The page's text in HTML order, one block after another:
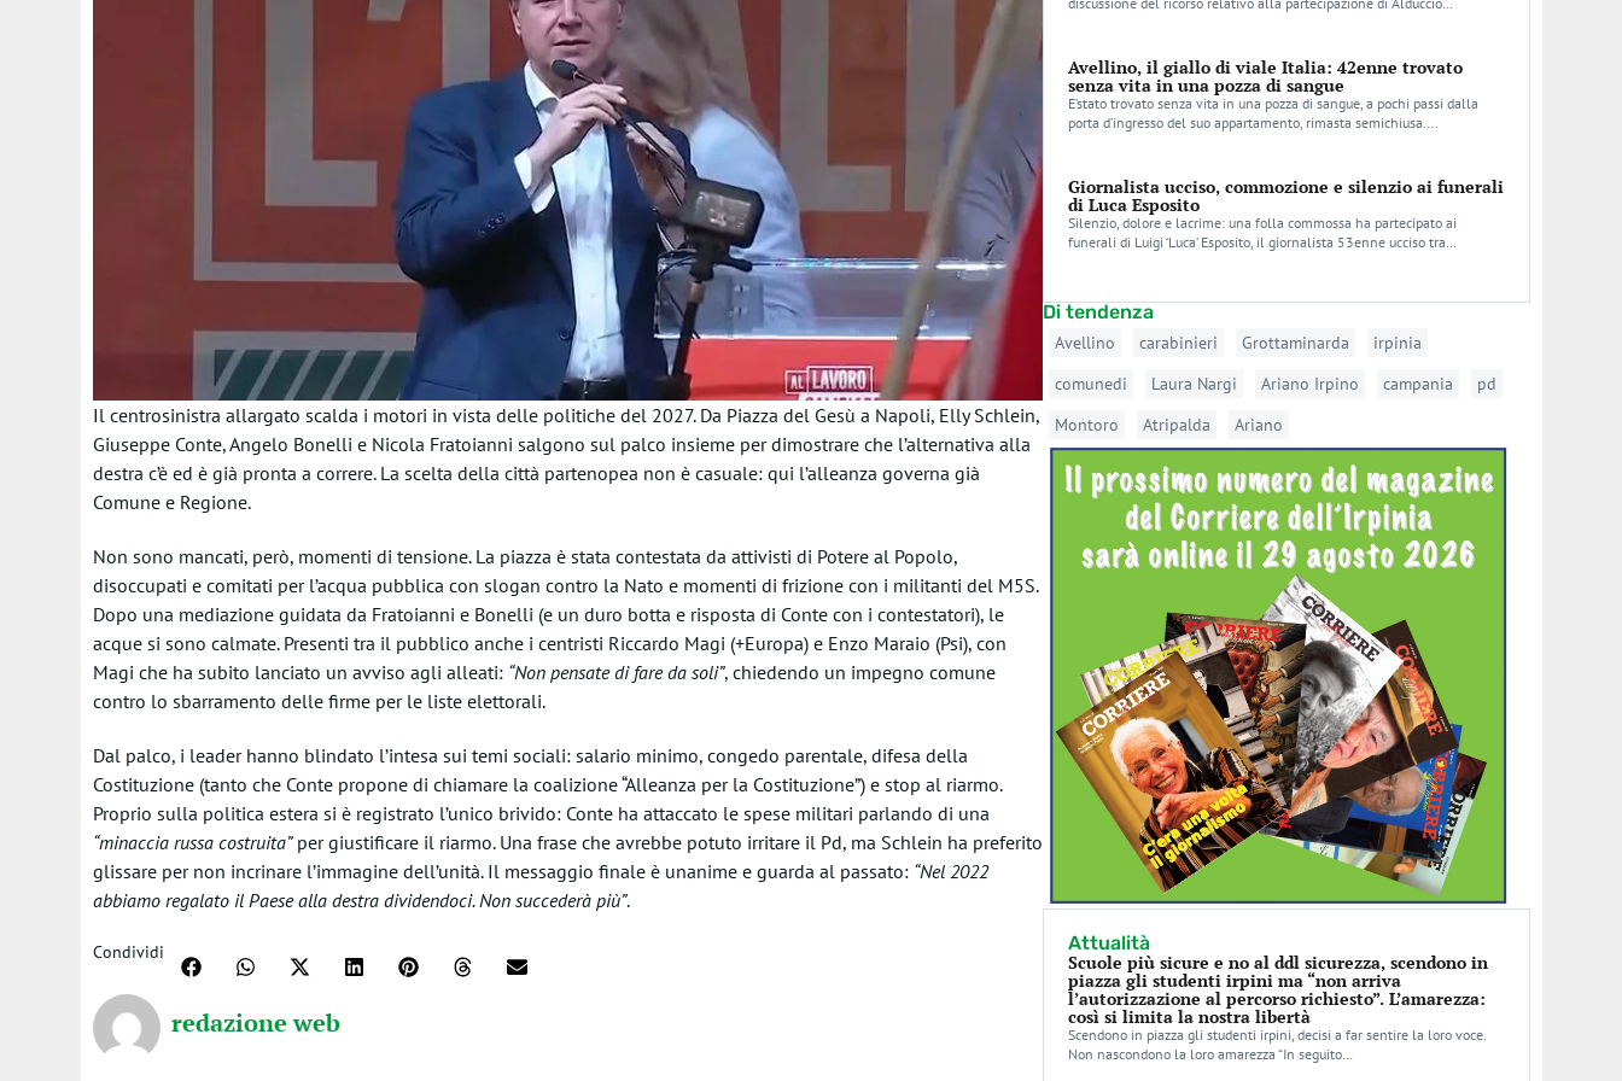
Il centrosinistra allargato scalda i motori in vista delle politiche del 2027. Da Piazza del Gesù a Napoli, Elly Schlein,
Giuseppe Conte, Angelo Bonelli e Nicola Fratoianni salgono sul palco insieme per dimostrare che l’alternativa alla
destra c’è ed è già pronta a correre. La scelta della città partenopea non è casuale: qui l’alleanza governa già
Comune e Regione.
Non sono mancati, però, momenti di tensione. La piazza è stata contestata da attivisti di Potere al Popolo,
disoccupati e comitati per l’acqua pubblica con slogan contro la Nato e momenti di frizione con i militanti del M5S.
Dopo una mediazione guidata da Fratoianni e Bonelli (e un duro botta e risposta di Conte con i contestatori), le
acque si sono calmate. Presenti tra il pubblico anche i centristi Riccardo Magi (+Europa) e Enzo Maraio (Psi), con
Magi che ha subito lanciato un avviso agli alleati: “Non pensate di fare da soli”, chiedendo un impegno comune
contro lo sbarramento delle firme per le liste elettorali.
Dal palco, i leader hanno blindato l’intesa sui temi sociali: salario minimo, congedo parentale, difesa della
Costituzione (tanto che Conte propone di chiamare la coalizione “Alleanza per la Costituzione”) e stop al riarmo.
Proprio sulla politica estera si è registrato l’unico brivido: Conte ha attaccato le spese militari parlando di una
“minaccia russa costruita”per giustificare il riarmo. Una frase che avrebbe potuto irritare il Pd, ma Schlein ha preferito
glissare per non incrinare l’immagine dell’unità. Il messaggio finale è unanime e guarda al passato: “Nel 2022
abbiamo regalato il Paese alla destra dividendoci. Non succederà più”.
Condividi
redazione web
Avellino, il giallo di viale Italia: 42enne trovato
senza vita in una pozza di sangue
E’stato trovato senza vita in una pozza di sangue, a pochi passi dalla
porta d’ingresso del suo appartamento, rimasta semichiusa….
Giornalista ucciso, commozione e silenzio ai funerali
di Luca Esposito
Silenzio, dolore e lacrime: una folla commossa ha partecipato ai
funerali di Luigi ‘Luca’ Esposito, il giornalista 53enne ucciso tra…
Di tendenza
Avellino carabinieri Grottaminarda
irpinia
comunedi
Laura Nargi Ariano Irpino campania
pd
Montoro
Atripalda Ariano
Attualità
Scuole più sicure e no al ddl sicurezza, scendono in
piazza gli studenti irpini ma “non arriva
l’autorizzazione al percorso richiesto”. L’amarezza:
così si limita la nostra libertà
Scendono in piazza gli studenti irpini, decisi a far sentire la loro voce.
Non nascondono la loro amarezza “In seguito…